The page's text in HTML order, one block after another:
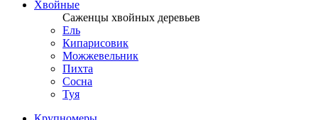
Хвойные
Саженцы хвойных деревьев
Ель
Кипарисовик
Можжевельник
Пихта
Сосна
Туя